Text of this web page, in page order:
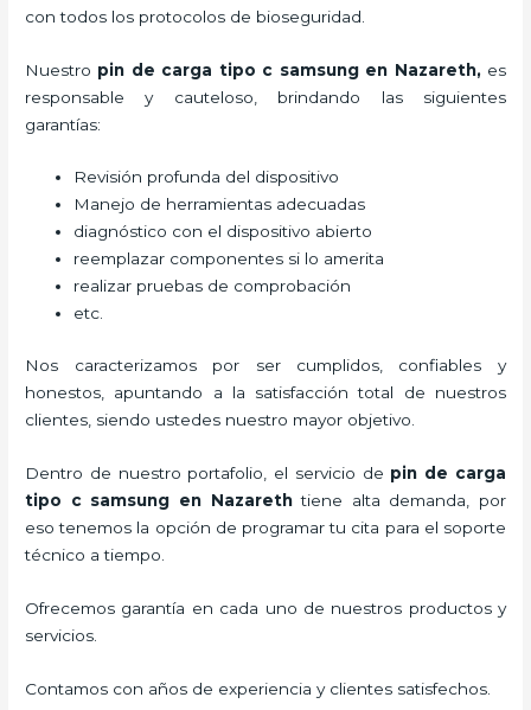
con todos los protocolos de bioseguridad.
Nuestro pin de carga tipo c samsung en Nazareth, es
responsable y cauteloso, brindando las siguientes
garantías:
Revisión profunda del dispositivo
Manejo de herramientas adecuadas
diagnóstico con el dispositivo abierto
reemplazar componentes si lo amerita
realizar pruebas de comprobación
etc.
Nos caracterizamos por ser cumplidos, confiables y
honestos, apuntando a la satisfacción total de nuestros
clientes, siendo ustedes nuestro mayor objetivo.
Dentro de nuestro portafolio, el servicio de pin de carga
tipo c samsung en Nazarethtiene alta demanda, por
eso tenemos la opción de programar tu cita para el soporte
técnico a tiempo.
Ofrecemos garantía en cada uno de nuestros productos y
servicios.
Contamos con años de experiencia y clientes satisfechos.